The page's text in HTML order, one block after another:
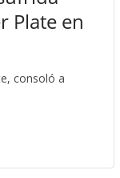
Plate en
consoló a